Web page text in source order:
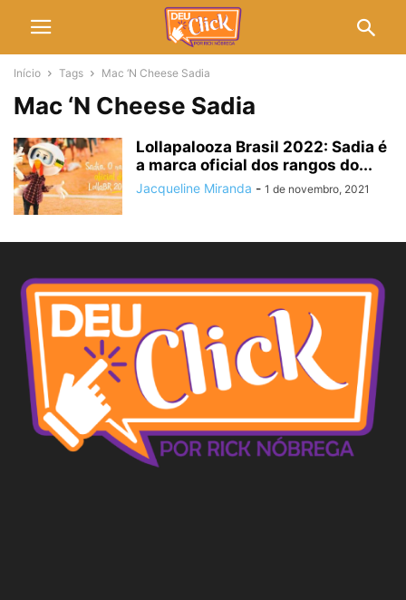
Início Tags Mac ‘N Cheese Sadia
Mac ‘N Cheese Sadia
Lollapalooza Brasil 2022: Sadia é
a marca oficial dos rangos do...
Jacqueline Miranda - 1 de novembro, 2021